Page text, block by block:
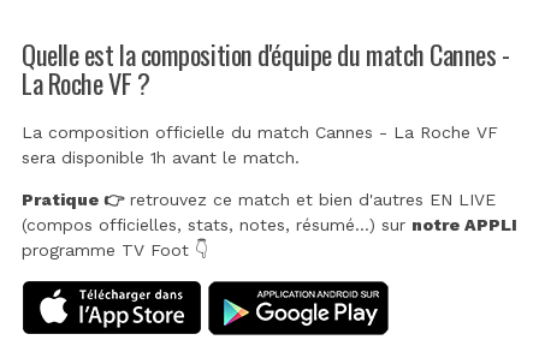
Quelle est la composition d'équipe du match Cannes -
La Roche VF ?
La composition officielle du match Cannes - La Roche VF
sera disponible 1h avant le match.
Pratique 👉retrouvez ce match et bien d'autres EN LIVE
(compos officielles, stats, notes, résumé...) sur notre APPLI
programme TV Foot 👇